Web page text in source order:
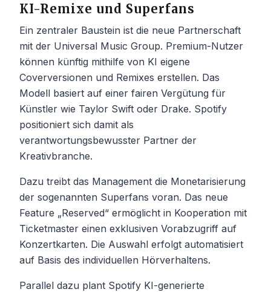
KI-Remixe und Superfans
Ein zentraler Baustein ist die neue Partnerschaft
mit der Universal Music Group. Premium-Nutzer
können künftig mithilfe von KI eigene
Coverversionen und Remixes erstellen. Das
Modell basiert auf einer fairen Vergütung für
Künstler wie Taylor Swift oder Drake. Spotify
positioniert sich damit als
verantwortungsbewusster Partner der
Kreativbranche.
Dazu treibt das Management die Monetarisierung
der sogenannten Superfans voran. Das neue
Feature „Reserved“ ermöglicht in Kooperation mit
Ticketmaster einen exklusiven Vorabzugriff auf
Konzertkarten. Die Auswahl erfolgt automatisiert
auf Basis des individuellen Hörverhaltens.
Parallel dazu plant Spotify KI-generierte